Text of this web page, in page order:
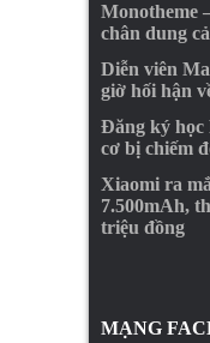
Monotheme
chân dung
Diễn viên
giờ hối hận
Đăng ký học
cơ bị chiếm
Xiaomi ra
7.500mAh,
triệu đồng
MẠNG